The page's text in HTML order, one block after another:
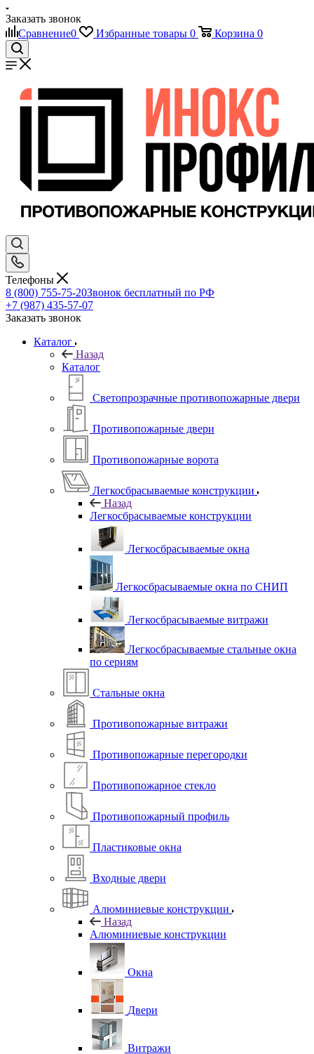
Заказать звонок
Сравнение0 Избранные товары 0 Корзина 0
Телефоны
8 (800) 755-75-20Звонок бесплатный по РФ
+7 (987) 435-57-07
Заказать звонок
Каталог
Назад
Каталог
Светопрозрачные противопожарные двери
Противопожарные двери
Противопожарные ворота
Легкосбрасываемые конструкции
Назад
Легкосбрасываемые конструкции
Легкосбрасываемые окна
Легкосбрасываемые окна по СНИП
Легкосбрасываемые витражи
Легкосбрасываемые стальные окна
по сериям
Стальные окна
Противопожарные витражи
Противопожарные перегородки
Противопожарное стекло
Противопожарный профиль
Пластиковые окна
Входные двери
Алюминиевые конструкции
Назад
Алюминиевые конструкции
Окна
Двери
Витражи